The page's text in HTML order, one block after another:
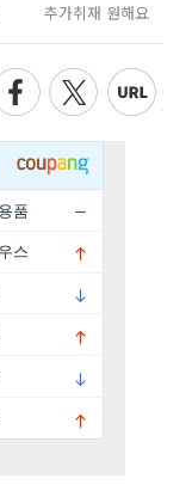
추가취재 원해요